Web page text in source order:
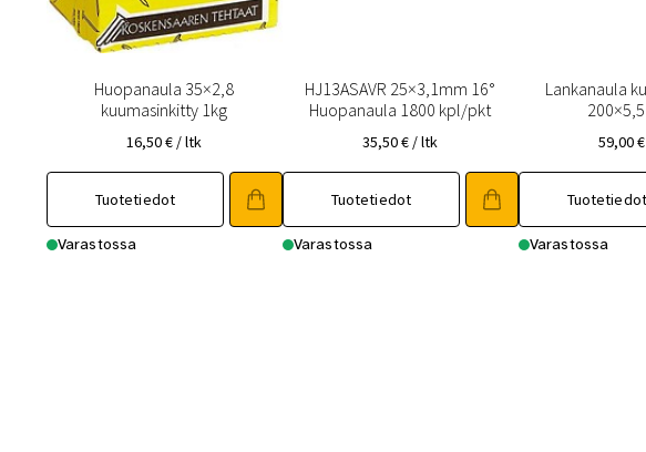
Huopanaula 35×2,8
kuumasinkitty 1kg
16,50€ / ltk
Tuotetiedot
Varastossa
HJ13ASAVR 25×3,1mm 16°
Huopanaula 1800 kpl/pkt
35,50€ / ltk
Tuotetiedot
Varastossa
Lankanaula
59,00€
Tuotetiedot
Varastossa